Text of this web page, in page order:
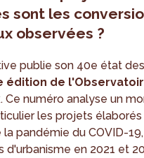
sont les
observées ?
publie son 40e état
édition de
. Ce numéro analyse un
les projets
pandémie du COVID-
d'urbanisme en 2021 et